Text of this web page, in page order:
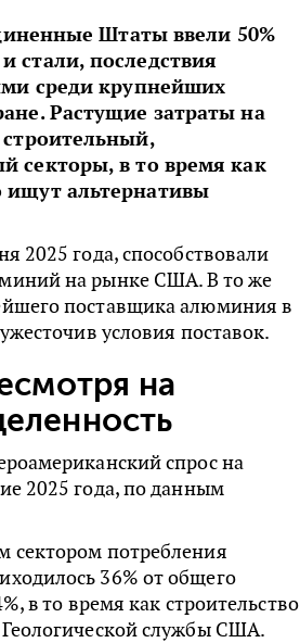
Штаты ввели 50%
последствия
среди крупнейших
Растущие затраты на
секторы, в то время как
альтернативы
2025 года, способствовали
на рынке США. В то же
поставщика алюминия в
условия поставок.
на
спрос на
2025 года, по данным
сектором потребления
36% от общего
в то время как строительство
службы США.